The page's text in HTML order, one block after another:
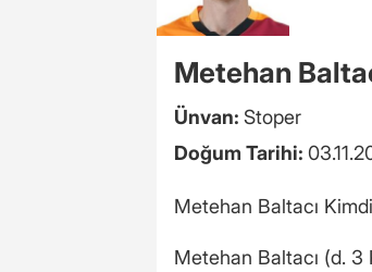
Metehan
Ünvan: Stoper
Doğum Tarihi:
Metehan Baltacı
Metehan Baltacı (d.